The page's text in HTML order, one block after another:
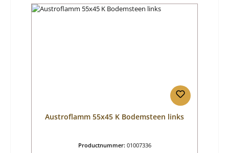
Austroflamm 55x45 K Bodemsteen links
Productnummer: 01007336